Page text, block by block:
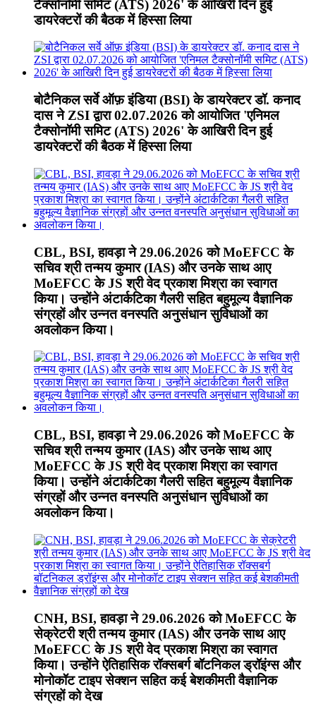
टैक्सोनॉमी समिट (ATS) 2026' के आखिरी दिन हुई
डायरेक्टरों की बैठक में हिस्सा लिया
बोटैनिकल सर्वे ऑफ़ इंडिया (BSI) के डायरेक्टर डॉ. कनाद
दास ने ZSI द्वारा 02.07.2026 को आयोजित 'एनिमल
टैक्सोनॉमी समिट (ATS) 2026' के आखिरी दिन हुई
डायरेक्टरों की बैठक में हिस्सा लिया
CBL, BSI, हावड़ा ने 29.06.2026 को MoEFCC के
सचिव श्री तन्मय कुमार (IAS) और उनके साथ आए
MoEFCC के JS श्री वेद प्रकाश मिश्रा का स्वागत
किया। उन्होंने अंटार्कटिका गैलरी सहित बहुमूल्य वैज्ञानिक
संग्रहों और उन्नत वनस्पति अनुसंधान सुविधाओं का
अवलोकन किया।
CBL, BSI, हावड़ा ने 29.06.2026 को MoEFCC के
सचिव श्री तन्मय कुमार (IAS) और उनके साथ आए
MoEFCC के JS श्री वेद प्रकाश मिश्रा का स्वागत
किया। उन्होंने अंटार्कटिका गैलरी सहित बहुमूल्य वैज्ञानिक
संग्रहों और उन्नत वनस्पति अनुसंधान सुविधाओं का
अवलोकन किया।
CNH, BSI, हावड़ा ने 29.06.2026 को MoEFCC के
सेक्रेटरी श्री तन्मय कुमार (IAS) और उनके साथ आए
MoEFCC के JS श्री वेद प्रकाश मिश्रा का स्वागत
किया। उन्होंने ऐतिहासिक रॉक्सबर्ग बॉटनिकल ड्रॉइंग्स और
मोनोकॉट टाइप सेक्शन सहित कई बेशकीमती वैज्ञानिक
संग्रहों को देख